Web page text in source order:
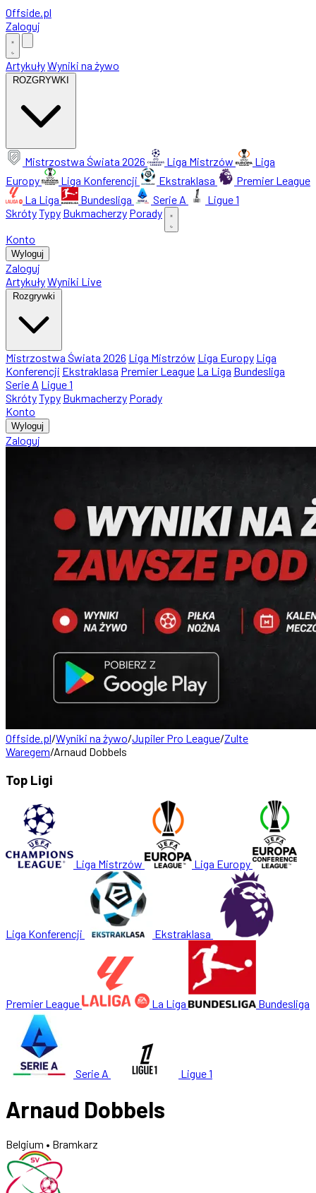
Offside.pl
Zaloguj
ArtykułyWyniki na żywo
ROZGRYWKI
Mistrzostwa Świata 2026 Liga Mistrzów
Liga
Europy
Liga Konferencji Ekstraklasa
Premier League
La Liga
Bundesliga Serie A
Ligue 1
SkrótyTypy Bukmacherzy Porady
Konto
Wyloguj
Zaloguj
ArtykułyWyniki Live
Rozgrywki
Mistrzostwa Świata 2026 Liga Mistrzów Liga Europy Liga
Konferencji Ekstraklasa Premier League La Liga Bundesliga
Serie A Ligue 1
SkrótyTypy Bukmacherzy Porady
Konto
Wyloguj
Zaloguj
Offside.pl/Wyniki na żywo/Jupiler Pro League/Zulte
Waregem/Arnaud Dobbels
Top Ligi
Liga Mistrzów Liga Europy
Liga Konferencji Ekstraklasa
Premier League La Liga Bundesliga
Serie A Ligue 1
Arnaud Dobbels
Belgium • Bramkarz